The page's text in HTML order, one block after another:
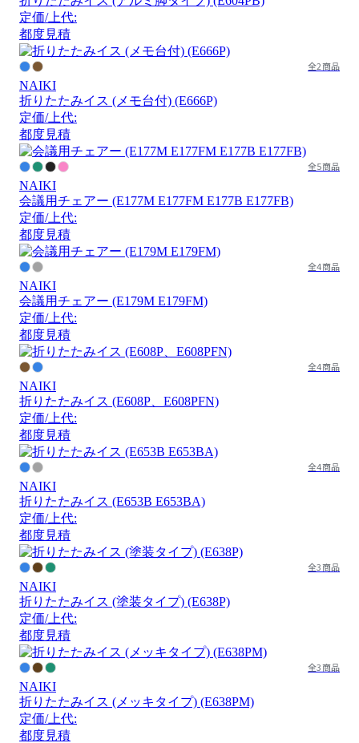
定価/上代:
都度見積
全2商品
NAIKI
折りたたみイス (メモ台付) (E666P)
定価/上代:
都度見積
全5商品
NAIKI
会議用チェアー (E177M E177FM E177B E177FB)
定価/上代:
都度見積
全4商品
NAIKI
会議用チェアー (E179M E179FM)
定価/上代:
都度見積
全4商品
NAIKI
折りたたみイス (E608P、E608PFN)
定価/上代:
都度見積
全4商品
NAIKI
折りたたみイス (E653B E653BA)
定価/上代:
都度見積
全3商品
NAIKI
折りたたみイス (塗装タイプ) (E638P)
定価/上代:
都度見積
全3商品
NAIKI
折りたたみイス (メッキタイプ) (E638PM)
定価/上代:
都度見積